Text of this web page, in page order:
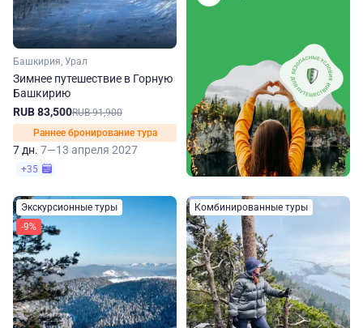
Башкирия, Урал
Зимнее путешествие в Горную
Башкирию
RUB 83,500RUB 91,900
Раннее бронирование тура
7 дн. 7—13 апреля 2027
+35
Экскурсионные туры
-9%
Комбинированные туры